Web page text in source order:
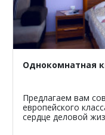
Однокомнатная
Предлагаем вам
европейского
сердце деловой